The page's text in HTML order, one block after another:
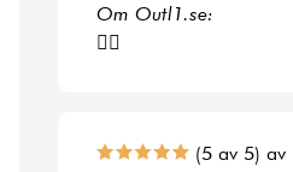
Om Outl1.se:
👍🏻
(5 av 5)